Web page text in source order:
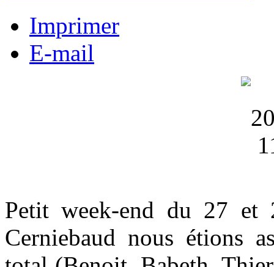
Imprimer
E-mail
Petit week-end du 27
Cerniebaud nous étions